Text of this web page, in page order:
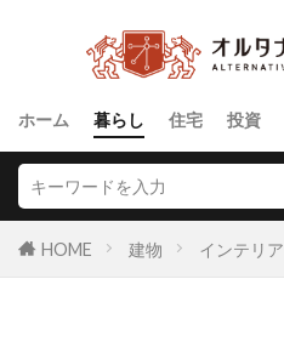
ホーム 暮らし 住宅 投資
HOME 建物 インテリア